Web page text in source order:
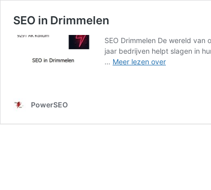
SEO in Drimmelen
SEO Drimmelen De wereld
jaar bedrijven helpt slagen in
… Meer lezen overSEO
PowerSEO